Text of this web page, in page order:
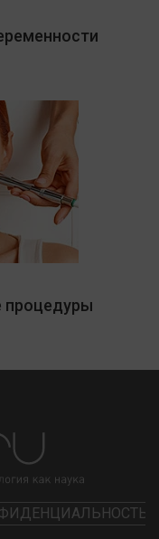
процедуры